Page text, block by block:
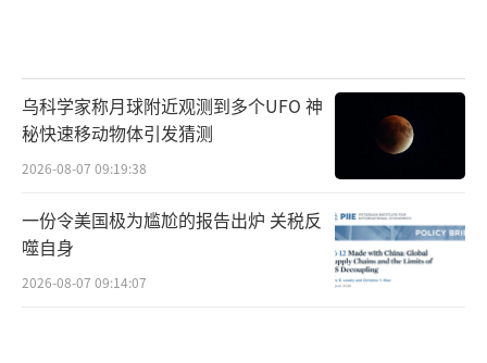
乌科学家称月球附近观测到多个UFO 神
秘快速移动物体引发猜测
2026-08-07 09:19:38
一份令美国极为尴尬的报告出炉 关税反
噬自身
2026-08-07 09:14:07